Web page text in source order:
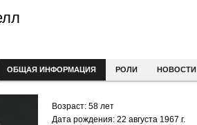
ОБЩАЯ ИНФОРМАЦИЯ РОЛИ НОВОСТИ
Возраст: 58 лет
Дата рождения: 22 августа 1967 г.